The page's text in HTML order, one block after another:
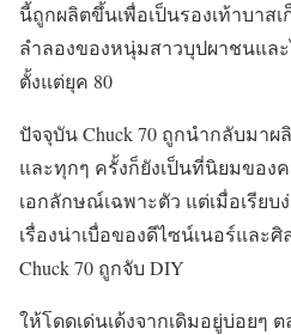
นี้ถูกผลิตขึ้นเพื่อเป็นรองเท้าบาส
ลำลองของหนุ่มสาวบุปผาชนแล
ตั้งแต่ยุค 80
ปัจจุบัน Chuck 70 ถูกนำกลับมา
และทุกๆ ครั้งก็ยังเป็นที่นิยมของ
เอกลักษณ์เฉพาะตัว แต่เมื่อเรียบ
เรื่องน่าเบื่อของดีไซน์เนอร์และ
Chuck 70 ถูกจับ DIY
ให้โดดเด่นเด้งจากเดิมอยู่บ่อยๆ